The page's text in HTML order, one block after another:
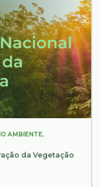
AMBIENTE,
da Vegetação